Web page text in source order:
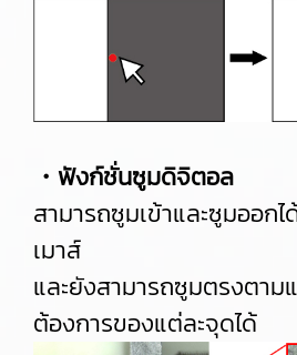
・ฟังก์ชั่นซูมดิจิตอล
สามารถซูมเข้าและซูมออก
เมาส์
และยังสามารถซูมตรงตาม
ต้องการของแต่ละจุดได้